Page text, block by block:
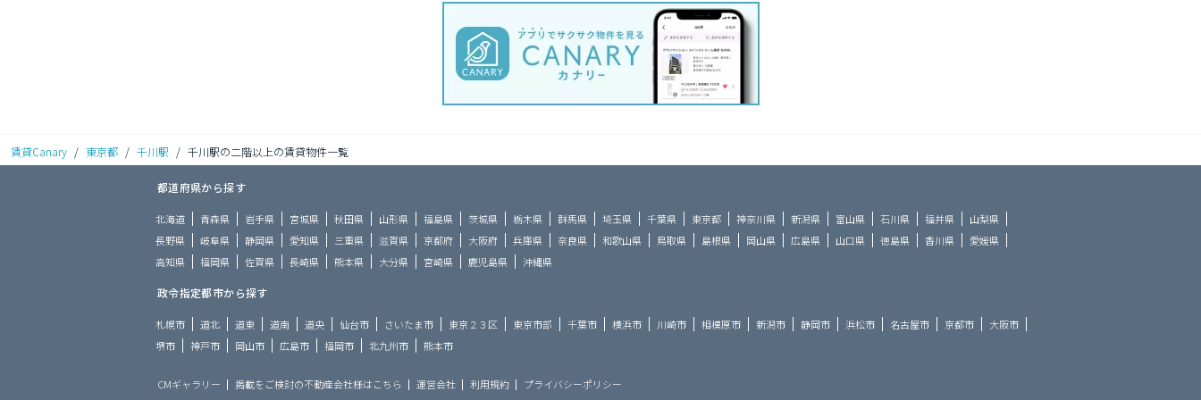
賃貸Canary / 東京都 / 千川駅 / 千川駅の二階以上の賃貸物件一覧
都道府県から探す
北海道 青森県 岩手県 宮城県 秋田県 山形県 福島県 茨城県 栃木県 群馬県 埼玉県 千葉県 東京都 神奈川県 新潟県 富山県 石川県 福井県
山梨県
長野県
岐阜県 静岡県 愛知県 三重県 滋賀県 京都府 大阪府 兵庫県 奈良県 和歌山県 鳥取県 島根県 岡山県 広島県 山口県 徳島県 香川県
愛媛県
高知県
福岡県 佐賀県 長崎県 熊本県 大分県 宮崎県 鹿児島県 沖縄県
政令指定都市から探す
札幌市 道北 道東 道南 道央 仙台市 さいたま市 東京２３区 東京市部 千葉市 横浜市 川崎市 相模原市 新潟市 静岡市 浜松市 名古屋市 京都市
大阪市
堺市
神戸市 岡山市 広島市 福岡市 北九州市 熊本市
CMギャラリー 掲載をご検討の不動産会社様はこちら 運営会社 利用規約 プライバシーポリシー